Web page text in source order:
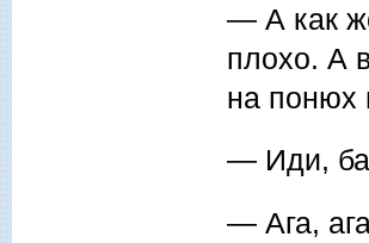
— А как
плохо. А
на понюх
— Иди,
— Ага,